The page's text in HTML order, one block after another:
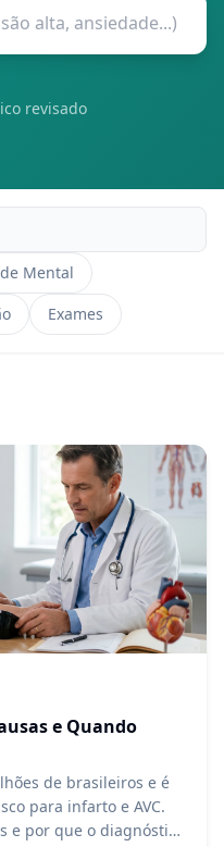
revisado
Mental
Exames
e Quando
de brasileiros e é
para infarto e AVC.
e por que o diagnóstico